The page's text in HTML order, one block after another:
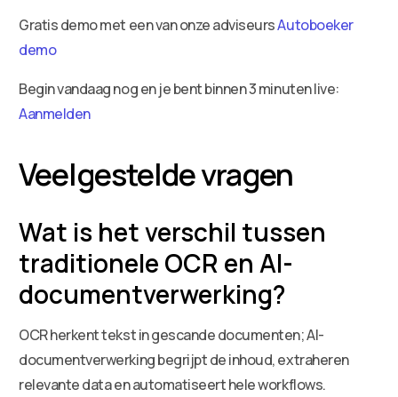
Gratis demo met een van onze adviseursAutoboeker
demo
Begin vandaag nog en je bent binnen 3 minuten live:
Aanmelden
Veelgestelde vragen
Wat is het verschil tussen
traditionele OCR en AI-
documentverwerking?
OCR herkent tekst in gescande documenten; AI-
documentverwerking begrijpt de inhoud, extraheren
relevante data en automatiseert hele workflows.